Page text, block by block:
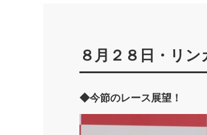
８月２８日・リ
◆今節のレース展望！